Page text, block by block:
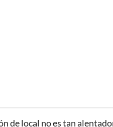
de local no es tan